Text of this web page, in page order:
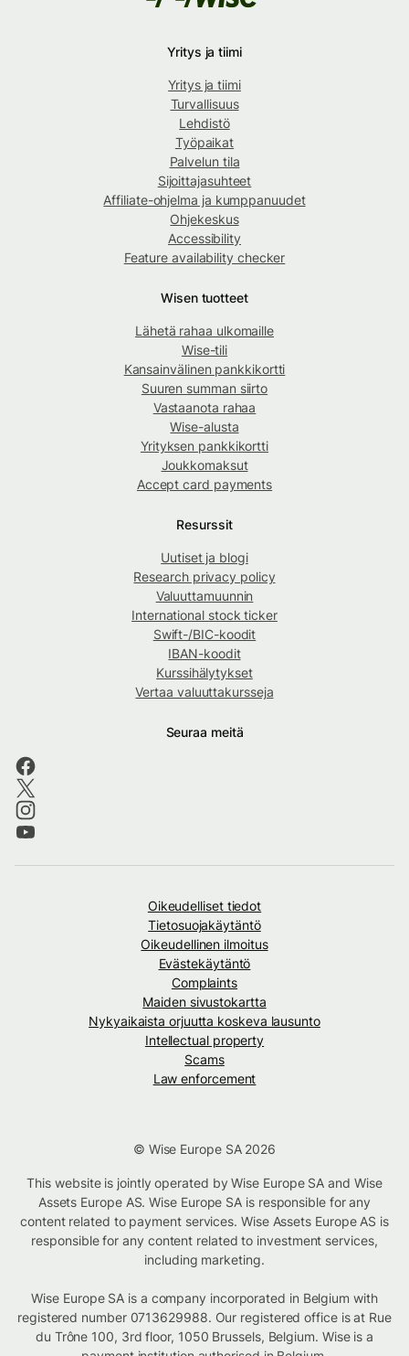
Yritys ja tiimi
Yritys ja tiimi
Turvallisuus
Lehdistö
Työpaikat
Palvelun tila
Sijoittajasuhteet
Affiliate-ohjelma ja kumppanuudet
Ohjekeskus
Accessibility
Feature availability checker
Wisen tuotteet
Lähetä rahaa ulkomaille
Wise-tili
Kansainvälinen pankkikortti
Suuren summan siirto
Vastaanota rahaa
Wise-alusta
Yrityksen pankkikortti
Joukkomaksut
Accept card payments
Resurssit
Uutiset ja blogi
Research privacy policy
Valuuttamuunnin
International stock ticker
Swift-/BIC-koodit
IBAN-koodit
Kurssihälytykset
Vertaa valuuttakursseja
Seuraa meitä
Oikeudelliset tiedot
Tietosuojakäytäntö
Oikeudellinen ilmoitus
Evästekäytäntö
Complaints
Maiden sivustokartta
Nykyaikaista orjuutta koskeva lausunto
Intellectual property
Scams
Law enforcement
© Wise Europe SA 2026
This website is jointly operated by Wise Europe SA and Wise
Assets Europe AS. Wise Europe SA is responsible for any
content related to payment services. Wise Assets Europe AS is
responsible for any content related to investment services,
including marketing.
Wise Europe SA is a company incorporated in Belgium with
registered number 0713629988. Our registered office is at Rue
du Trône 100, 3rd floor, 1050 Brussels, Belgium. Wise is a